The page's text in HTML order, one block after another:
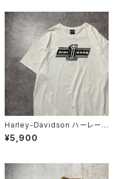
Harley-Davidson ハーレーダ
ビッドソン NO.1 両面プリン
ト コピーライト2022 ホワイ
¥5,900